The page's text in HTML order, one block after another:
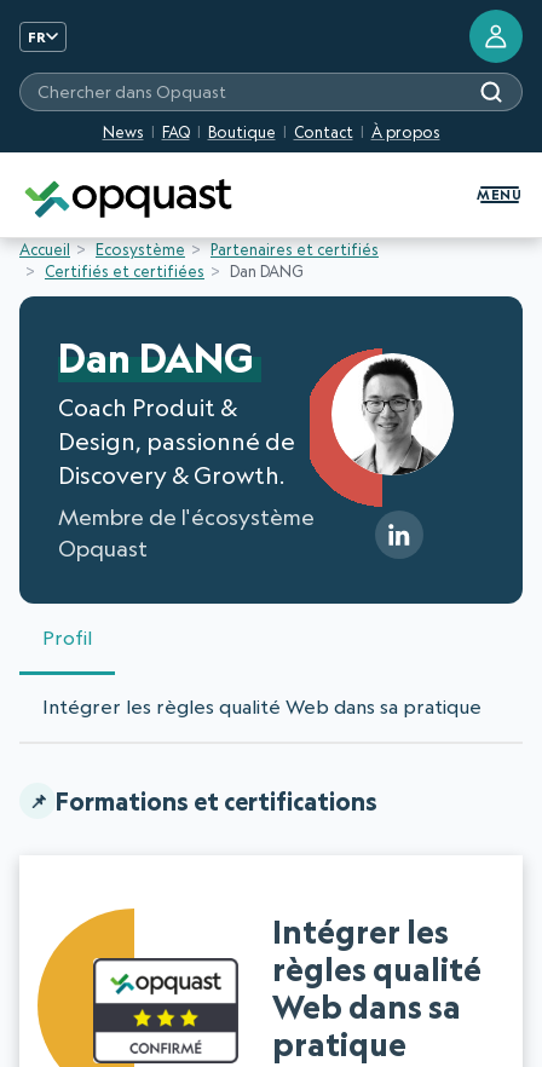
FR
News FAQ Boutique Contact À propos
Chercher dans Opquast
MENU
Accueil Ecosystème
Partenaires et certifiés
Certifiés et certifiées
Dan DANG
Dan DANG
Coach Produit &
Design, passionné de
Discovery & Growth.
Membre de l'écosystème
Opquast
Profil
Intégrer les règles qualité Web dans sa pratique
Formations et certifications
Intégrer les
règles qualité
Web dans sa
pratique